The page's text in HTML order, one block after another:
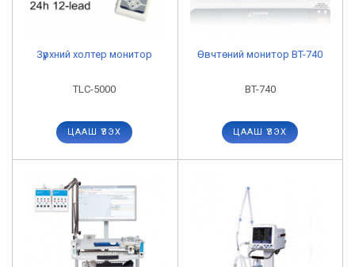
Зүрхний холтер монитор
TLC-5000
ЦААШ ҮЗЭХ
Өвчтөний монитор BT-740
BT-740
ЦААШ ҮЗЭХ